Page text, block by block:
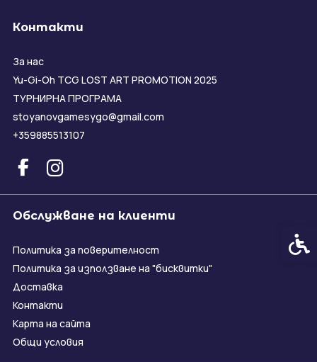
Контакти
За нас
Yu-Gi-Oh TCG LOST ART PROMOTION 2025
ТУРНИРНА ПРОГРАМА
stoyanovgamesygo@gmail.com
+359885513107
Обслужване на клиенти
Политика за поверителност
Политика за използване на "бисквитки"
Доставка
Контакти
Карта на сайта
Общи условия